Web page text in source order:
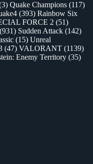
Quake Champions (117)
(393) Rainbow Six
FORCE 2 (51)
(931) Sudden Attack (142)
(15) Unreal
(47) VALORANT (1139)
Enemy Territory (35)